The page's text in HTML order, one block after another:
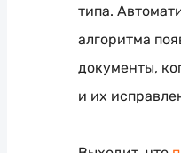
типа.
алгоритма
документы,
и их